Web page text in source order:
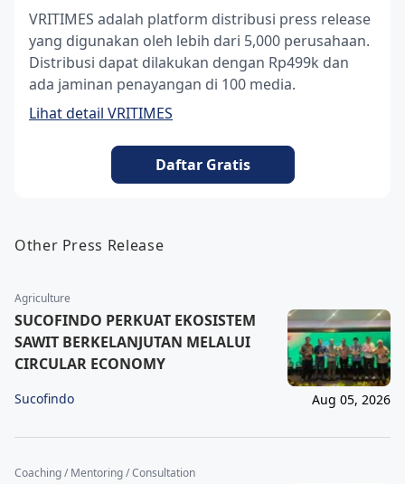
VRITIMES adalah platform distribusi press release
yang digunakan oleh lebih dari 5,000 perusahaan.
Distribusi dapat dilakukan dengan Rp499k dan
ada jaminan penayangan di 100 media.
Lihat detail VRITIMES
Daftar Gratis
Other Press Release
Agriculture
SUCOFINDO PERKUAT EKOSISTEM
SAWIT BERKELANJUTAN MELALUI
CIRCULAR ECONOMY
Sucofindo Aug 05, 2026
Coaching / Mentoring / Consultation